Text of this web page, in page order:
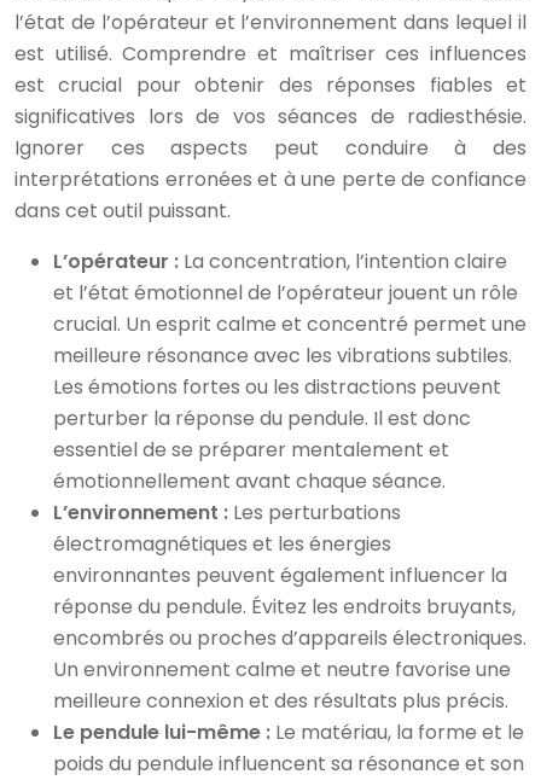
l’état de l’opérateur et l’environnement dans lequel il
est utilisé. Comprendre et maîtriser ces influences
est crucial pour obtenir des réponses fiables et
significatives lors de vos séances de radiesthésie.
Ignorer ces aspects peut conduire à des
interprétations erronées et à une perte de confiance
dans cet outil puissant.
L’opérateur : La concentration, l’intention claire
et l’état émotionnel de l’opérateur jouent un rôle
crucial. Un esprit calme et concentré permet une
meilleure résonance avec les vibrations subtiles.
Les émotions fortes ou les distractions peuvent
perturber la réponse du pendule. Il est donc
essentiel de se préparer mentalement et
émotionnellement avant chaque séance.
L’environnement : Les perturbations
électromagnétiques et les énergies
environnantes peuvent également influencer la
réponse du pendule. Évitez les endroits bruyants,
encombrés ou proches d’appareils électroniques.
Un environnement calme et neutre favorise une
meilleure connexion et des résultats plus précis.
Le pendule lui-même : Le matériau, la forme et le
poids du pendule influencent sa résonance et son